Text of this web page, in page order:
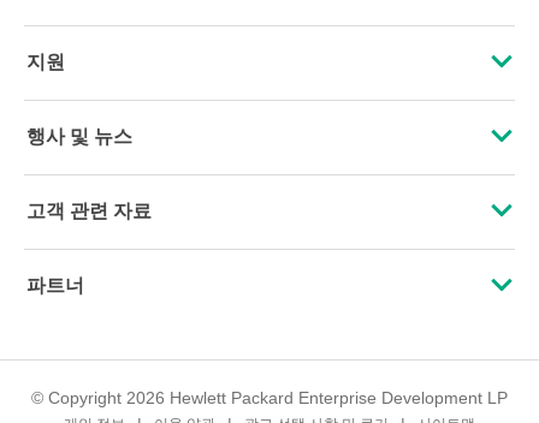
HPE 소개
기업의 책임
HPE Labs
투자 정보
지원
운영 지원 서비스
소프트웨어 및 드라이버
보증 확인
행사 및 뉴스
행사
고객 관련 자료
문의하기
이메일 등록
파트너
파트너 찾기
© Copyright 2026 Hewlett Packard Enterprise Development LP